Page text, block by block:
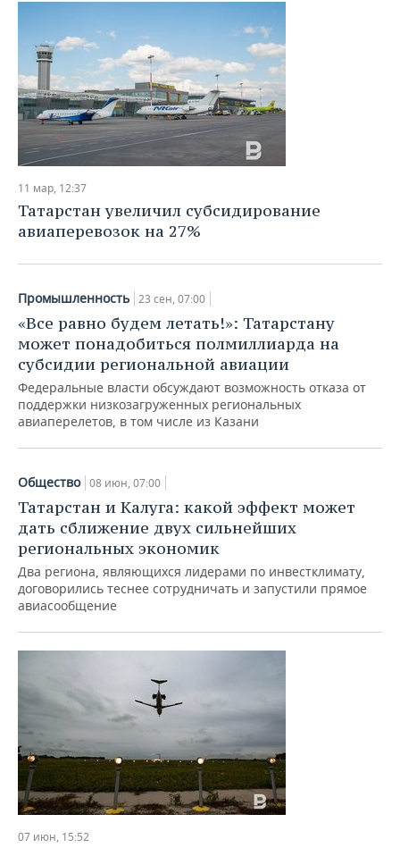
11 мар, 12:37
Татарстан увеличил субсидирование
авиаперевозок на 27%
Промышленность 23 сен, 07:00
«Все равно будем летать!»: Татарстану
может понадобиться полмиллиарда на
субсидии региональной авиации
Федеральные власти обсуждают возможность отказа от
поддержки низкозагруженных региональных
авиаперелетов, в том числе из Казани
Общество 08 июн, 07:00
Татарстан и Калуга: какой эффект может
дать сближение двух сильнейших
региональных экономик
Два региона, являющихся лидерами по инвестклимату,
договорились теснее сотрудничать и запустили прямое
авиасообщение
07 июн, 15:52